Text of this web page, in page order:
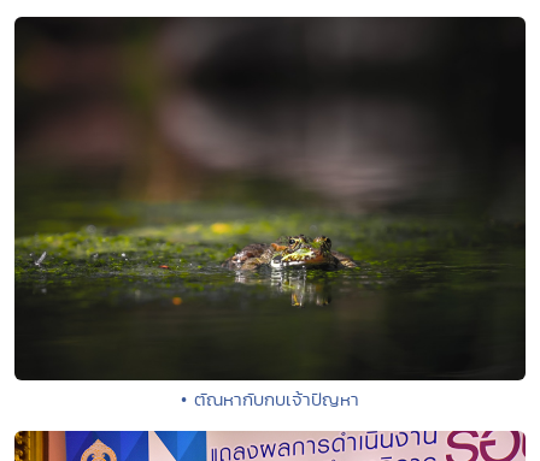
• ตัณหากับกบเจ้าปัญหา